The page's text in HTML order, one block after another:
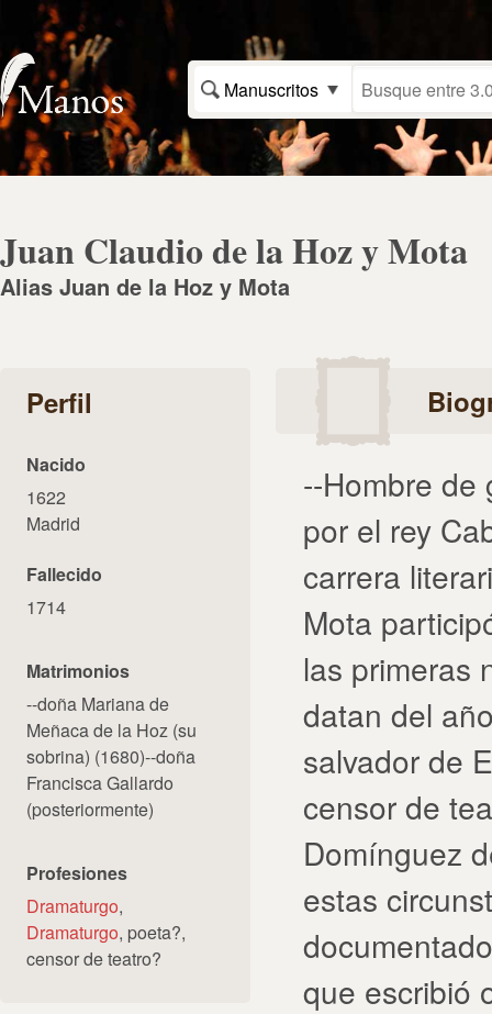
Manuscritos
Juan Claudio de la Hoz y Mota
Alias Juan de la Hoz y Mota
Perfil
Nacido
1622
Madrid
Fallecido
1714
Matrimonios
--doña Mariana de
Meñaca de la Hoz (su
sobrina) (1680)--doña
Francisca Gallardo
(posteriormente)
Profesiones
Dramaturgo,
Dramaturgo, poeta?,
censor de teatro?
--Hombre de
por el rey
carrera
Mota
las primeras
datan del
salvador de
censor de
Domínguez
estas
que escribió